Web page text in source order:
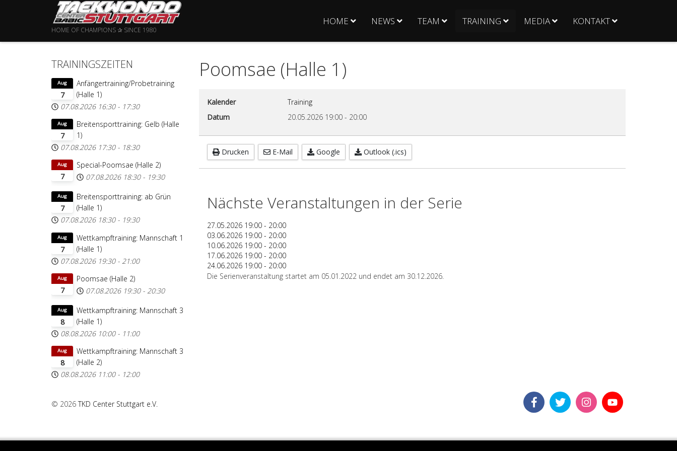
HOME OF CHAMPIONS ✰ SINCE 1980
HOME NEWS TEAM TRAINING MEDIA KONTAKT
TRAININGSZEITEN
7
Aug
Anfängertraining/Probetraining
(Halle 1)
07.08.2026 16:30 - 17:30
7
Aug
Breitensporttraining: Gelb (Halle
1)
07.08.2026 17:30 - 18:30
7
Aug
Special-Poomsae (Halle 2)
07.08.2026 18:30 - 19:30
7
Aug
Breitensporttraining: ab Grün
(Halle 1)
07.08.2026 18:30 - 19:30
7
Aug
Wettkampftraining: Mannschaft 1
(Halle 1)
07.08.2026 19:30 - 21:00
7
Aug
Poomsae (Halle 2)
07.08.2026 19:30 - 20:30
8
Aug
Wettkampftraining: Mannschaft 3
(Halle 1)
08.08.2026 10:00 - 11:00
8
Aug
Wettkampftraining: Mannschaft 3
(Halle 2)
08.08.2026 11:00 - 12:00
Poomsae (Halle 1)
Kalender
Training
Datum
20.05.2026 19:00 - 20:00
Drucken E-Mail Google Outlook (.ics)
Nächste Veranstaltungen in der Serie
27.05.2026 19:00 - 20:00
03.06.2026 19:00 - 20:00
10.06.2026 19:00 - 20:00
17.06.2026 19:00 - 20:00
24.06.2026 19:00 - 20:00
Die Serienveranstaltung startet am 05.01.2022 und endet am 30.12.2026.
© 2026TKD Center Stuttgart e.V.